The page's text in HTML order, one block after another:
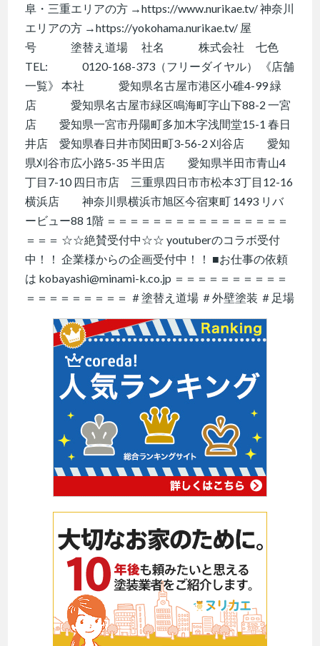
阜・三重エリアの方 →https://www.nurikae.tv/ 神奈川
エリアの方 →https://yokohama.nurikae.tv/ 屋
号 塗替え道場 社名 株式会社 七色
TEL: 0120-168-373（フリーダイヤル） 《店舗
一覧》 本社 愛知県名古屋市港区小碓4-99 緑
店 愛知県名古屋市緑区鳴海町字山下88-2 一宮
店 愛知県一宮市丹陽町多加木字浅間堂15-1 春日
井店 愛知県春日井市関田町3-56-2 刈谷店 愛知
県刈谷市広小路5-35 半田店 愛知県半田市青山4
丁目7-10 四日市店 三重県四日市市松本3丁目12-16
横浜店 神奈川県横浜市旭区今宿東町 1493 リバ
ービュー88 1階 ＝＝＝＝＝＝＝＝＝＝＝＝＝＝＝＝
＝＝＝ ☆☆絶賛受付中☆☆ youtuberのコラボ受付
中！！ 企業様からの企画受付中！！ ■お仕事の依頼
は kobayashi@minami-k.co.jp ＝＝＝＝＝＝＝＝＝＝
＝＝＝＝＝＝＝＝＝ ＃塗替え道場 ＃外壁塗装 ＃足場